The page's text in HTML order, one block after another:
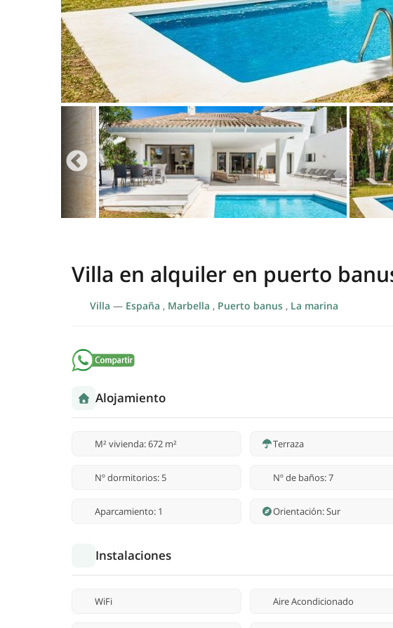
Villa en alquiler en puerto
Villa — España , Marbella , Puerto banus , La marina
Alojamiento
M² vivienda: 672 m² Terraza
Nº dormitorios: 5 Nº de baños: 7
Aparcamiento: 1 Orientación: Sur
Instalaciones
WiFi Aire Acondicionado